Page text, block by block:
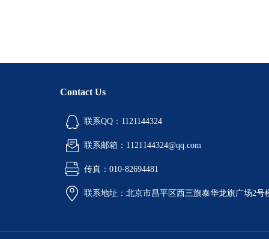
Contact Us
联系QQ：1121144324
联系邮箱：1121144324@qq.com
传真：010-82694481
联系地址：北京市昌平区西三旗泰华龙旗广场2号